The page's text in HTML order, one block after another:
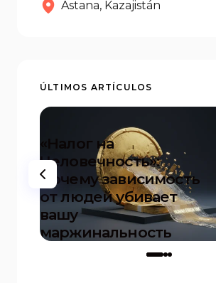
Astana, Kazajistán
ÚLTIMOS ARTÍCULOS
«Налог на
Человечность»:
Почему зависимость
от людей убивает
вашу
маржинальность